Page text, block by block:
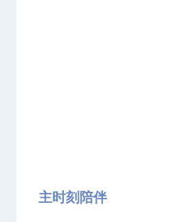
主时刻陪伴